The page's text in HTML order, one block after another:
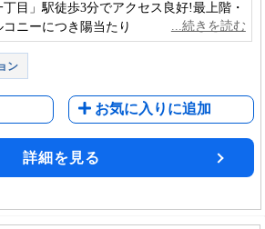
丁目」駅徒歩3分でアクセス良好!最上階・
ニーにつき陽当たり・眺望良好!
ン
お気に入りに追加
詳細を見る